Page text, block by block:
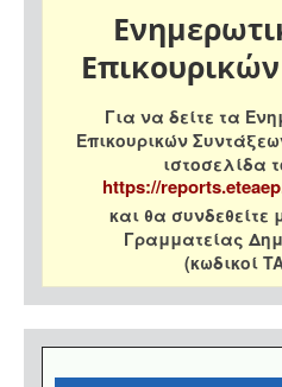
Για να δείτε τα
Επικουρικών
ιστοσελίδα
https://
και θα συνδεθείτε
Γραμματείας
(κωδικοί